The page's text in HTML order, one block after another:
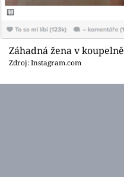
Záhadná žena v koupelně
Zdroj: Instagram.com